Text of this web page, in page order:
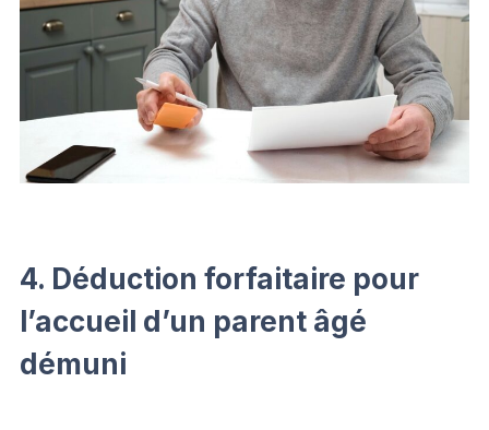
4. Déduction forfaitaire pour
l’accueil d’un parent âgé
démuni